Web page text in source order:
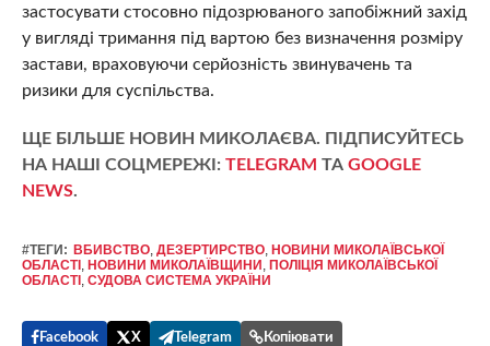
застосувати стосовно підозрюваного запобіжний захід
у вигляді тримання під вартою без визначення розміру
застави, враховуючи серйозність звинувачень та
ризики для суспільства.
ЩЕ БІЛЬШЕ НОВИН МИКОЛАЄВА. ПІДПИСУЙТЕСЬ
НА НАШІ СОЦМЕРЕЖІ: TELEGRAM ТА GOOGLE
NEWS.
#ТЕГИ: ВБИВСТВО, ДЕЗЕРТИРСТВО, НОВИНИ МИКОЛАЇВСЬКОЇ
ОБЛАСТІ , НОВИНИ МИКОЛАЇВЩИНИ , ПОЛІЦІЯ МИКОЛАЇВСЬКОЇ
ОБЛАСТІ , СУДОВА СИСТЕМА УКРАЇНИ
Facebook X Telegram Копіювати